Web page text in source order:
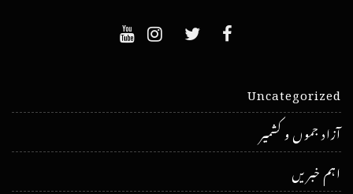
Uncategorized
آزاد جموں و کشمیر
اہم خبریں